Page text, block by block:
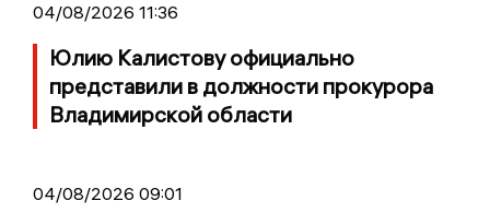
04/08/2026 11:36
Юлию Калистову официально
представили в должности прокурора
Владимирской области
04/08/2026 09:01